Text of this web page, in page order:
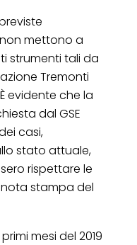
mettono a
strumenti tali da
Tremonti
evidente che la
dal GSE
casi,
stato attuale,
rispettare le
stampa del
mesi del 2019